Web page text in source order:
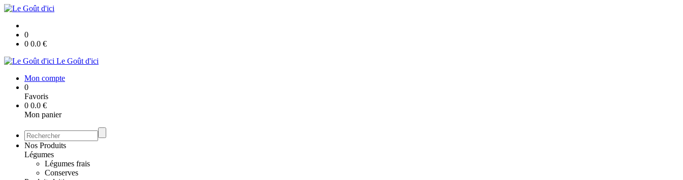
0
0 0.0 €
Le Goût d'ici
Mon compte
0
Favoris
0 0.0 €
Mon panier
Nos Produits
Légumes
Légumes frais
Conserves